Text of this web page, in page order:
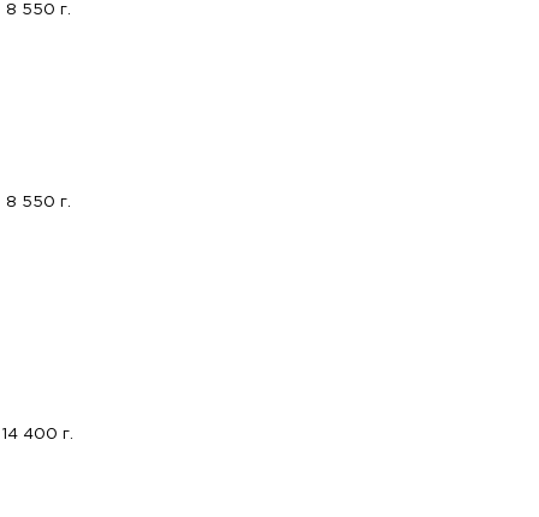
8 550 г.
8 550 г.
14 400 г.